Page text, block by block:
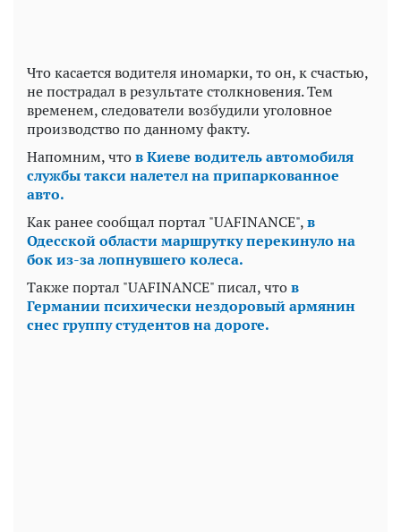
Что касается водителя иномарки, то он, к счастью,
не пострадал в результате столкновения. Тем
временем, следователи возбудили уголовное
производство по данному факту.
Напомним, чтов Киеве водитель автомобиля
службы такси налетел на припаркованное
авто.
Как ранее сообщал портал "UAFINANCE",в
Одесской области маршрутку перекинуло на
бок из-за лопнувшего колеса.
Также портал "UAFINANCE" писал, чтов
Германии психически нездоровый армянин
снес группу студентов на дороге.